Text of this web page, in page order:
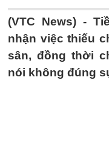
(VTC News) -
nhận việc thiếu
sân, đồng thời
nói không đúng